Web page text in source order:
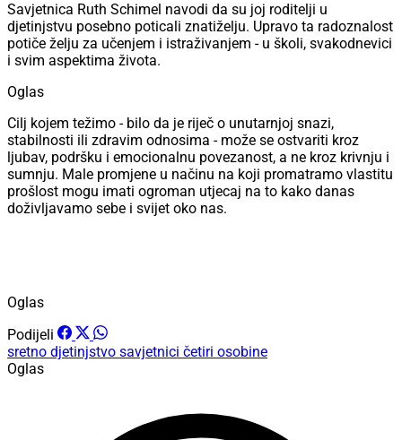
Savjetnica Ruth Schimel navodi da su joj roditelji u
djetinjstvu posebno poticali znatiželju. Upravo ta radoznalost
potiče želju za učenjem i istraživanjem - u školi, svakodnevici
i svim aspektima života.
Oglas
Cilj kojem težimo - bilo da je riječ o unutarnjoj snazi,
stabilnosti ili zdravim odnosima - može se ostvariti kroz
ljubav, podršku i emocionalnu povezanost, a ne kroz krivnju i
sumnju. Male promjene u načinu na koji promatramo vlastitu
prošlost mogu imati ogroman utjecaj na to kako danas
doživljavamo sebe i svijet oko nas.
Oglas
Podijeli
sretno djetinjstvo savjetnici četiri osobine
Oglas